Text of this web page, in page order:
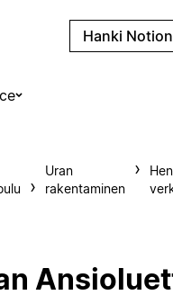
Hanki
Uran
rakentaminen